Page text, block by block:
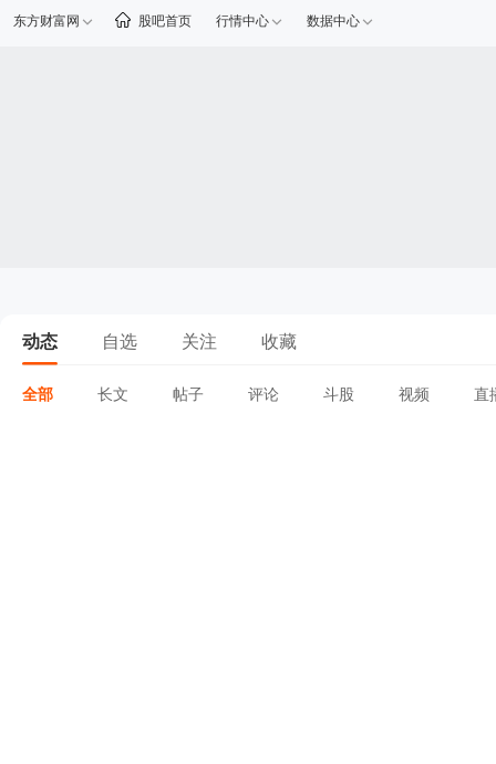
东方财富网 股吧首页 行情中心 数据中心
动态 自选 关注 收藏
全部 长文 帖子 评论 斗股 视频 直